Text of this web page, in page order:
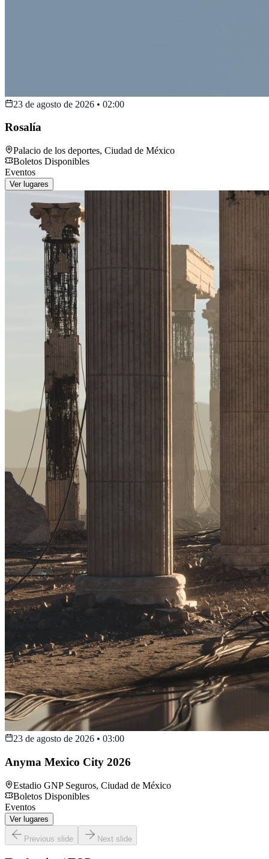
23 de agosto de 2026 • 02:00
Rosalía
Palacio de los deportes, Ciudad de México
Boletos Disponibles
Eventos
Ver lugares
23 de agosto de 2026 • 03:00
Anyma Mexico City 2026
Estadio GNP Seguros, Ciudad de México
Boletos Disponibles
Eventos
Ver lugares
Previous slide Next slide